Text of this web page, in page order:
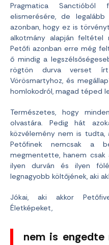
Pragmatica Sanctióból
elismerésére, de
azonban, hogy ez is
alkotmány alapján feltétel
Petőfi azonban erre még
ő mindig a
rögtön durva verset írt
Vörösmartyhoz, és
homlokodról, magad téped
Természetes, hogy
olvastára. Pedig hát
közvélemény nem is
Petőfinek nemcsak a
megmentette, hanem
ilyen durván és ilyen
legnagyobb költőjének, aki
Jókai, aki akkor
Életképeket,
nem is